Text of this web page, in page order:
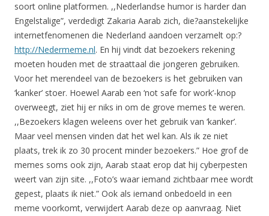
soort online platformen. ,,Nederlandse humor is harder dan
Engelstalige”, verdedigt Zakaria Aarab zich, die?aanstekelijke
internetfenomenen die Nederland aandoen verzamelt op:?
http://Nedermeme.nl. En hij vindt dat bezoekers rekening
moeten houden met de straattaal die jongeren gebruiken.
Voor het merendeel van de bezoekers is het gebruiken van
‘kanker’ stoer. Hoewel Aarab een ‘not safe for work’-knop
overweegt, ziet hij er niks in om de grove memes te weren.
,,Bezoekers klagen weleens over het gebruik van ‘kanker’.
Maar veel mensen vinden dat het wel kan. Als ik ze niet
plaats, trek ik zo 30 procent minder bezoekers.” Hoe grof de
memes soms ook zijn, Aarab staat erop dat hij cyberpesten
weert van zijn site. ,,Foto’s waar iemand zichtbaar mee wordt
gepest, plaats ik niet.” Ook als iemand onbedoeld in een
meme voorkomt, verwijdert Aarab deze op aanvraag. Niet